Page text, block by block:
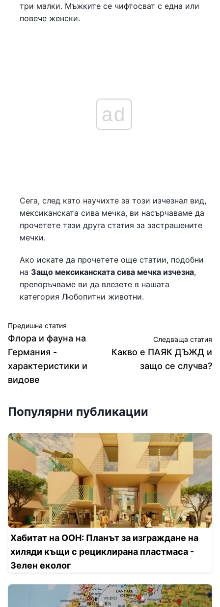
три малки. Мъжките се чифтосват с една или
повече женски.
ad
Сега, след като научихте за този изчезнал вид,
мексиканската сива мечка, ви насърчаваме да
прочетете тази друга статия за застрашените
мечки.
Ако искате да прочетете още статии, подобни
на Защо мексиканската сива мечка изчезна,
препоръчваме ви да влезете в нашата
категория Любопитни животни.
Предишна статия
Флора и фауна на
Германия -
характеристики и
видове
Следваща статия
Какво е ПАЯК ДЪЖД и
защо се случва?
Популярни публикации
Хабитат на ООН: Планът за изграждане на
хиляди къщи с рециклирана пластмаса -
Зелен еколог